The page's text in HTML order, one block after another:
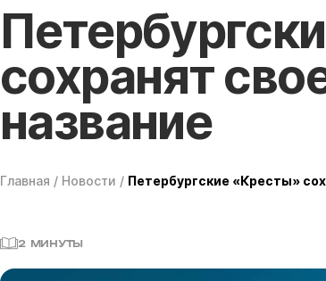
сохранят
название
Главная / Новости / Петербургские «Кресты»
2 МИНУТЫ